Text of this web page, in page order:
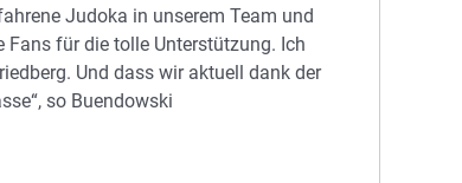
Judoka in unserem Team und
für die tolle Unterstützung. Ich
Und dass wir aktuell dank der
so Buendowski